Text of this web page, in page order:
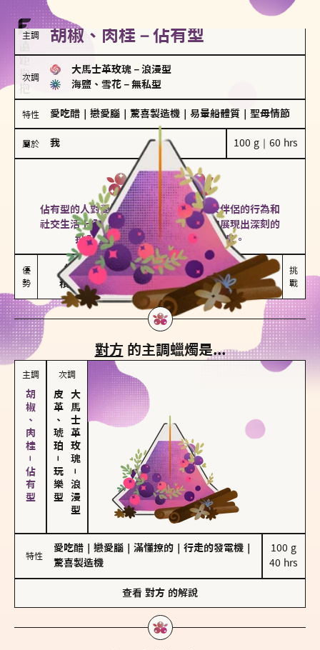
主調 胡椒、肉桂－佔有型
次調
大馬士革玫瑰 － 浪漫型
海鹽、雪花 － 無私型
特性 愛吃醋 戀愛腦 驚喜製造機 易暈船體質 聖母情節
屬於 我 100 g｜60 hrs
佔有型
胡椒、肉桂
佔有型的人對愛情有強烈的保護欲，對於伴侶的行為和
社交生活十分敏感、容易吃醋。在關係中展現出深刻的
投入和激情，但也可能讓人感到窒息。
優
勢
能建立緊密關係
積極維繫關係熱度
嫉妒心較強
可能出現控制欲
挑
戰
對方 的主調蠟燭是...
主調
胡椒、肉桂－佔有型
次調
皮革、琥珀
－
玩樂型
大馬士革玫瑰
－
浪漫型
特性
愛吃醋 戀愛腦 滿懂撩的 行走的發電機
驚喜製造機
100 g
40 hrs
查看 對方 的解說